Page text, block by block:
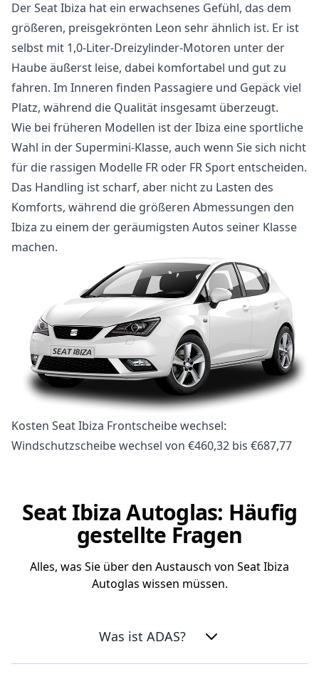
Der Seat Ibiza hat ein erwachsenes Gefühl, das dem
größeren, preisgekrönten Leon sehr ähnlich ist. Er ist
selbst mit 1,0-Liter-Dreizylinder-Motoren unter der
Haube äußerst leise, dabei komfortabel und gut zu
fahren. Im Inneren finden Passagiere und Gepäck viel
Platz, während die Qualität insgesamt überzeugt.
Wie bei früheren Modellen ist der Ibiza eine sportliche
Wahl in der Supermini-Klasse, auch wenn Sie sich nicht
für die rassigen Modelle FR oder FR Sport entscheiden.
Das Handling ist scharf, aber nicht zu Lasten des
Komforts, während die größeren Abmessungen den
Ibiza zu einem der geräumigsten Autos seiner Klasse
machen.
Kosten Seat Ibiza Frontscheibe wechsel:
Windschutzscheibe wechsel von €460,32 bis €687,77
Seat Ibiza Autoglas: Häufig
gestellte Fragen
Alles, was Sie über den Austausch von Seat Ibiza
Autoglas wissen müssen.
Was ist ADAS?